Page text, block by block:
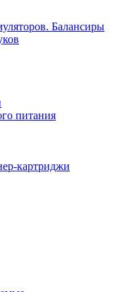
Балансиры
питания
картриджи